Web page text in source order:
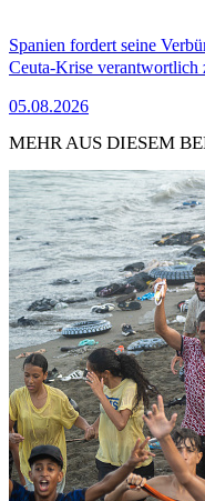
Spanien fordert seine
Ceuta-Krise verantwortlich
05.08.2026
MEHR AUS DIESEM